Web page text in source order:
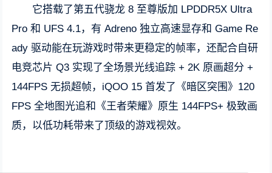
它搭载了第五代骁龙 8 至尊版加 LPDDR5X Ultra
Pro 和 UFS 4.1，有 Adreno 独立高速显存和 Game Re
ady 驱动能在玩游戏时带来更稳定的帧率，还配合自研
电竞芯片 Q3 实现了全场景光线追踪 + 2K 原画超分 +
144FPS 无损超帧，iQOO 15 首发了《暗区突围》120
FPS 全地图光追和《王者荣耀》原生 144FPS+ 极致画
质，以低功耗带来了顶级的游戏视效。